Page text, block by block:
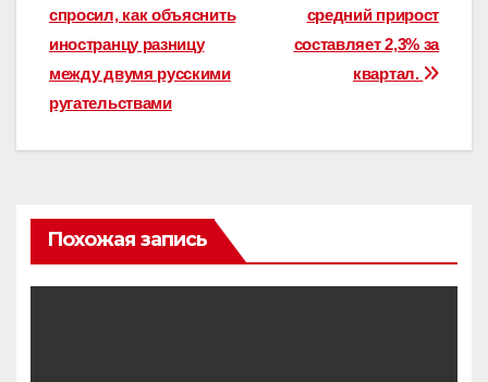
записям
средний прирост
составляет 2,3% за
квартал.
спросил, как объяснить
иностранцу разницу
между двумя русскими
ругательствами
Похожая запись